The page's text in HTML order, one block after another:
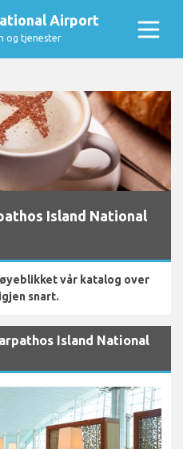
Airport
og tjenester
Island National
vår katalog over
snart.
Island National